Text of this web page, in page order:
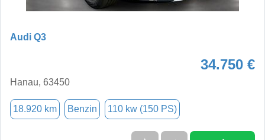
Audi Q3
34.750 €
Hanau, 63450
18.920 km Benzin 110 kw (150 PS)